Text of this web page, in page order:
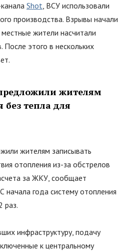
Shot, ВСУ использовали
производства. Взрывы начали
жители насчитали
этого в нескольких
жителям
без тепла для
жителям записывать
отопления из-за обстрелов
за ЖКУ, сообщает
начала года систему отопления
раз.
инфраструктуру, подачу
к центральному